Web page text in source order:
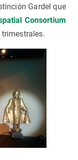
Gardel que
Consortium